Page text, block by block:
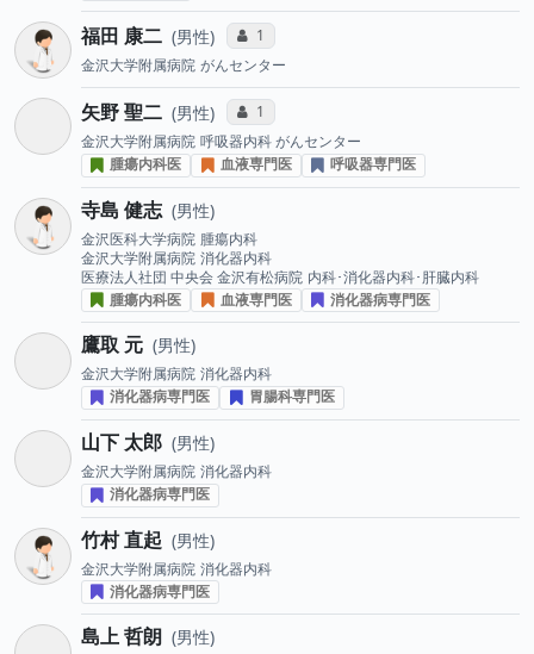
福田 康二 男性 コミュニケーション・タイプ投票数
1
金沢大学附属病院 がんセンター
矢野 聖二 男性 コミュニケーション・タイプ投票数
1
金沢大学附属病院 呼吸器内科 がんセンター
腫瘍内科医
血液専門医 呼吸器専門医
寺島 健志 男性
金沢医科大学病院 腫瘍内科
金沢大学附属病院 消化器内科
医療法人社団 中央会 金沢有松病院 内科･消化器内科･肝臓内科
腫瘍内科医
血液専門医 消化器病専門医
鷹取 元 男性
金沢大学附属病院 消化器内科
消化器病専門医
胃腸科専門医
山下 太郎 男性
金沢大学附属病院 消化器内科
消化器病専門医
竹村 直起 男性
金沢大学附属病院 消化器内科
消化器病専門医
島上 哲朗 男性